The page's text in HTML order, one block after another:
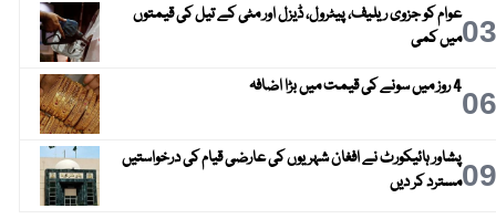
03عوام کو جزوی ریلیف، پیٹرول، ڈیزل اور مٹی کے تیل کی قیمتوں
میں کمی
064 روز میں سونے کی قیمت میں بڑا اضافہ
09پشاور ہائیکورٹ نے افغان شہریوں کی عارضی قیام کی درخواستیں
مسترد کر دیں